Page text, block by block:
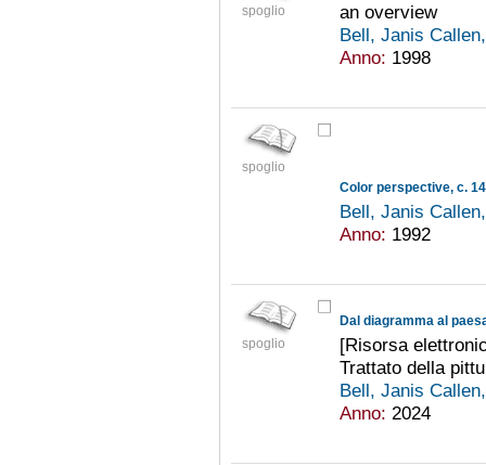
spoglio
an overview
Bell, Janis
Anno: 1998
spoglio
Color perspective, c.
Bell, Janis
Anno: 1992
spoglio
Dal diagramma al
[Risorsa
Trattato della
Bell, Janis
Anno: 2024